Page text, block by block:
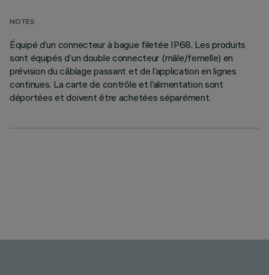
NOTES
Équipé d’un connecteur à bague filetée IP68. Les produits
sont équipés d’un double connecteur (mâle/femelle) en
prévision du câblage passant et de l’application en lignes
continues. La carte de contrôle et l’alimentation sont
déportées et doivent être achetées séparément.